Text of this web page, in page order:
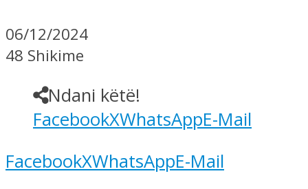
06/12/2024
48 Shikime
Ndani këtë!
FacebookXWhatsAppE-Mail
FacebookXWhatsAppE-Mail